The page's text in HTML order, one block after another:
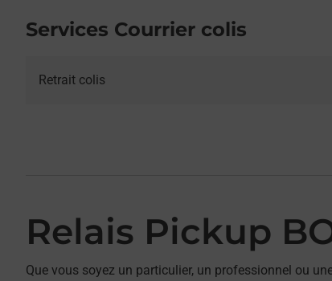
Services Courrier colis
Retrait colis
Relais Pickup
Que vous soyez un particulier, un professionnel ou